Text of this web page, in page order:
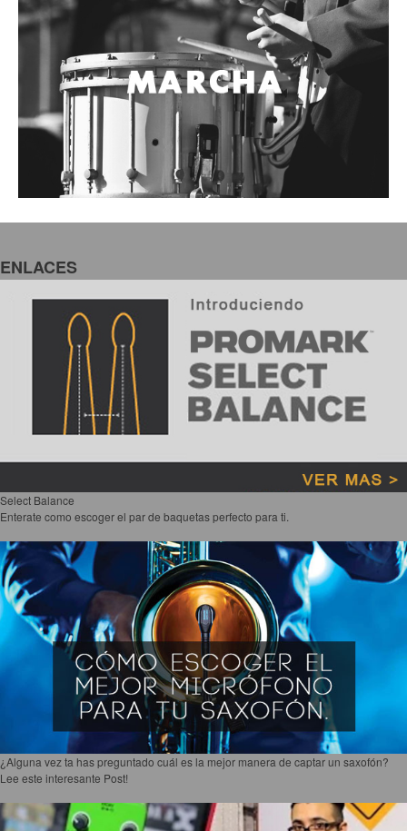
ENLACES
Select Balance
Enterate como escoger el par de baquetas perfecto para ti.
¿Alguna vez ta has preguntado cuál es la mejor manera de captar un saxofón?
Lee este interesante Post!